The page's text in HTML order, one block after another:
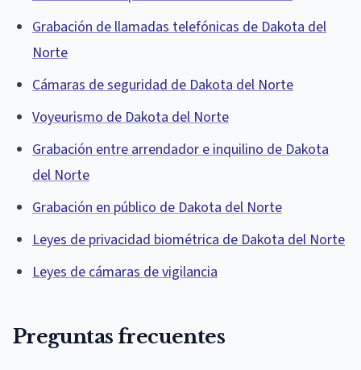
Grabación de llamadas telefónicas de Dakota del
Norte
Cámaras de seguridad de Dakota del Norte
Voyeurismo de Dakota del Norte
Grabación entre arrendador e inquilino de Dakota
del Norte
Grabación en público de Dakota del Norte
Leyes de privacidad biométrica de Dakota del Norte
Leyes de cámaras de vigilancia
Preguntas frecuentes